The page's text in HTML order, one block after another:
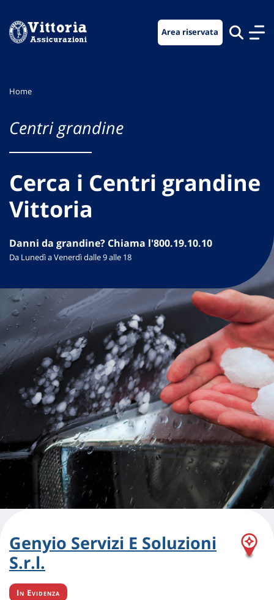
menu
contenuto
footer
Area riservata
Home
Centri grandine
Cerca i Centri grandine
Vittoria
Danni da grandine? Chiama l'800.19.10.10
Da Lunedì a Venerdì dalle 9 alle 18
Genyio Servizi E Soluzioni
S.r.l.
In Evidenza